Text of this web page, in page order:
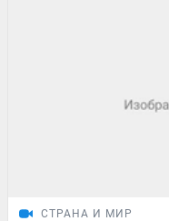
СТРАНА И МИР